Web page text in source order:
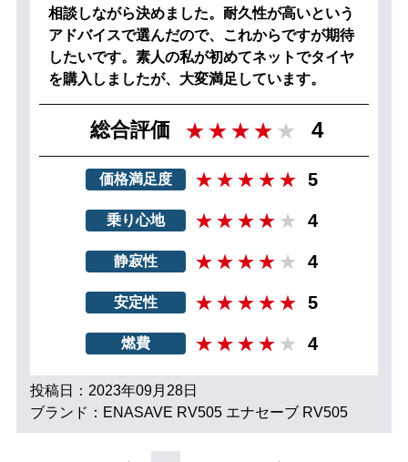
相談しながら決めました。耐久性が高いという
アドバイスで選んだので、これからですが期待
したいです。素人の私が初めてネットでタイヤ
を購入しましたが、大変満足しています。
総合評価 4
価格満足度 5
乗り心地 4
静寂性 4
安定性 5
燃費 4
投稿日：2023年09月28日
ブランド：ENASAVE RV505 エナセーブ RV505